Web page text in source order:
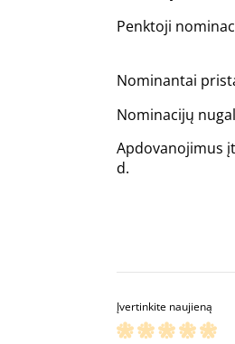
Penktoji
Nominantai
Nominacijų
Apdovanojimus
d.
Įvertinkite naujieną